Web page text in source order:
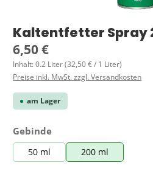
Kaltentfetter Spray
Regulärer Preis:
6,50 €
Inhalt:0.2 Liter(32,50 € / 1 Liter)
Preise inkl. MwSt. zzgl. Versandkosten
am Lager
Gebindeauswählen
50 ml 200 ml